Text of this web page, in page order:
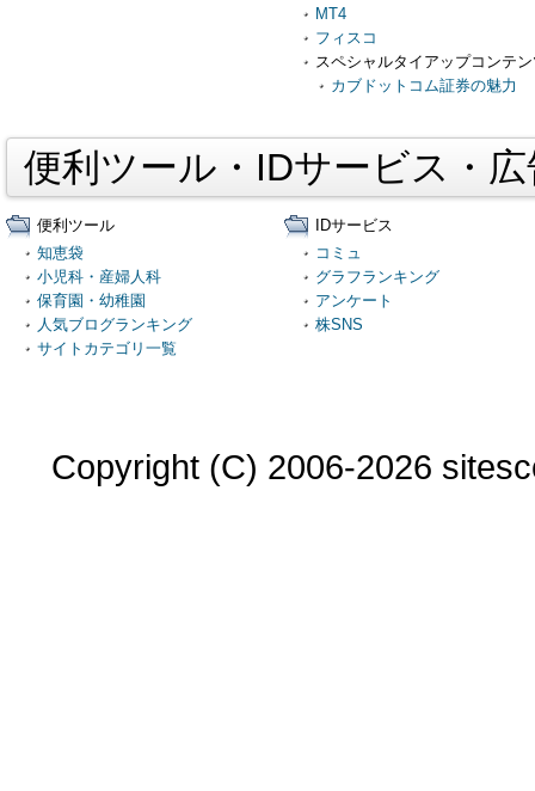
MT4
フィスコ
スペシャルタイアップコンテ
カブドットコム証券の魅力
便利ツール・IDサービス・
便利ツール
知恵袋
小児科・産婦人科
保育園・幼稚園
人気ブログランキング
サイトカテゴリ一覧
IDサービス
コミュ
グラフランキング
アンケート
株SNS
Copyright (C) 2006-2026